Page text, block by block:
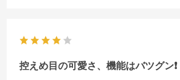
控えめ目の可愛さ、機能はバツグン❗️